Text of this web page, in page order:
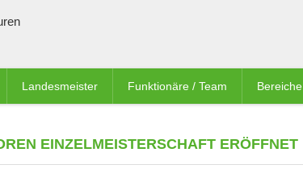
Landesmeister Funktionäre / Team Bereiche
EINZELMEISTERSCHAFT ERÖFFNET